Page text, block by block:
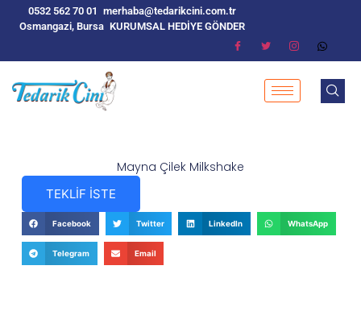
0532 562 70 01 merhaba@tedarikcini.com.tr
Osmangazi, Bursa KURUMSAL HEDİYE GÖNDER
Mayna Çilek Milkshake
TEKLİF İSTE
Facebook Twitter LinkedIn WhatsApp
Telegram Email